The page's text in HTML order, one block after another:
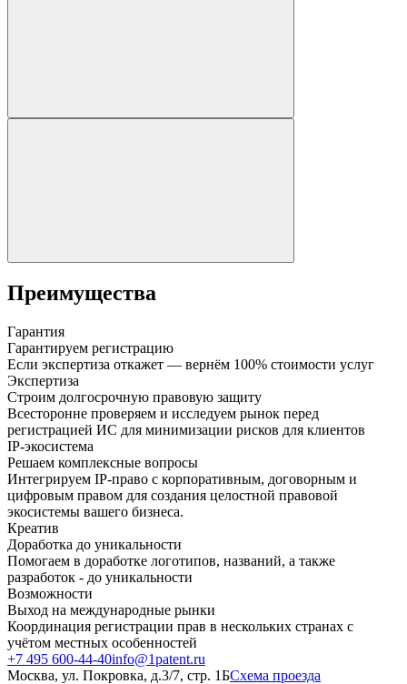
Преимущества
Гарантия
Гарантируем регистрацию
Если экспертиза откажет — вернём 100% стоимости услуг
Экспертиза
Строим долгосрочную правовую защиту
Всесторонне проверяем и исследуем рынок перед
регистрацией ИС для минимизации рисков для клиентов
IP-экосистема
Решаем комплексные вопросы
Интегрируем IP-право с корпоративным, договорным и
цифровым правом для создания целостной правовой
экосистемы вашего бизнеса.
Креатив
Доработка до уникальности
Помогаем в доработке логотипов, названий, а также
разработок - до уникальности
Возможности
Выход на международные рынки
Координация регистрации прав в нескольких странах с
учётом местных особенностей
+7 495 600-44-40info@1patent.ru
Москва, ул. Покровка, д.3/7, стр. 1БСхема проезда